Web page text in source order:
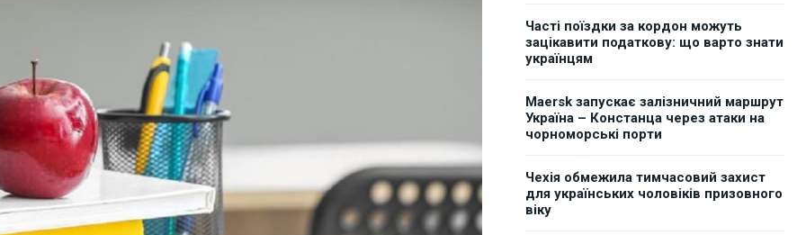
Часті поїздки за кордон можуть
зацікавити податкову: що варто знати
українцям
Maersk запускає залізничний маршрут
Україна – Констанца через атаки на
чорноморські порти
Чехія обмежила тимчасовий захист
для українських чоловіків призовного
віку